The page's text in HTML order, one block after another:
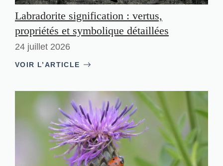
Labradorite signification : vertus,
propriétés et symbolique détaillées
24 juillet 2026
VOIR L’ARTICLE